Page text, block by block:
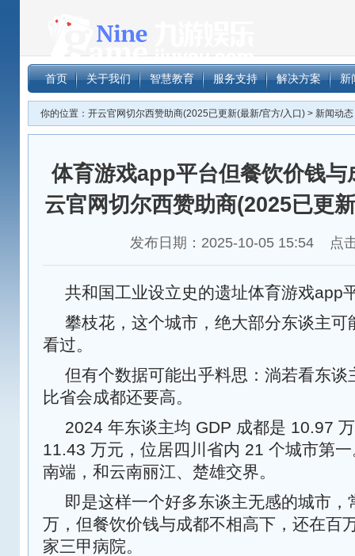
体育游戏
赞助商(2025
首页 关于我们 智慧教育 服务支持 解决方案 新
你的位置： 开云官网切尔西赞助商(2025已更新(最新/官方/入口) > 新闻动态
体育游戏app平台但餐饮价钱与
云官网切尔西赞助商(2025已更
发布日期：2025-10-05 15:54 点
共和国工业设立史的遗址体育游戏app
攀枝花，这个城市，绝大部分东谈主可
看过。
但有个数据可能出乎料思：淌若看东谈
比省会成都还要高。
2024 年东谈主均 GDP 成都是 10.97
11.43 万元，位居四川省内 21 个城市第
南端，和云南丽江、楚雄交界。
即是这样一个好多东谈主无感的城市
万，但餐饮价钱与成都不相高下，还在百
家三甲病院。